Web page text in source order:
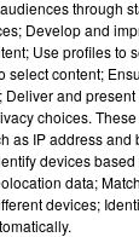
through
Develop and
Use profiles to
select content;
Deliver and
choices.
as IP address and
devices
data;
devices;